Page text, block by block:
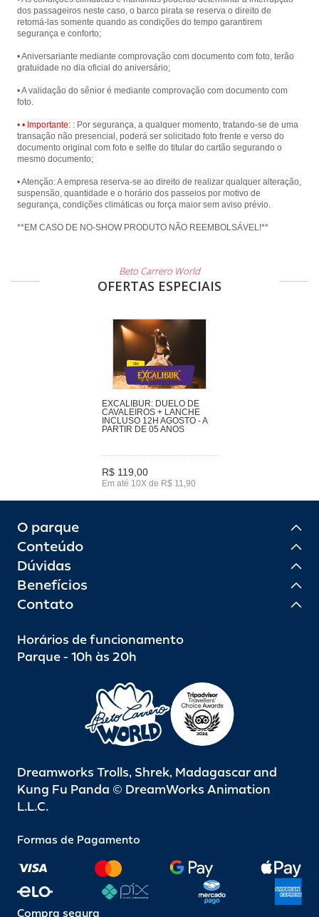
dos passageiros neste caso, o barco pirata se reserva o direito de
retomá-las somente quando as condições do tempo garantirem
segurança e conforto;
• Aniversariante mediante comprovação com documento com foto, terão
gratuidade no dia oficial do aniversário;
• A validação do sênior é mediante comprovação com documento com
foto.
• • Importante: : Por segurança, a qualquer momento, tratando-se de uma
transação não presencial, poderá ser solicitado foto frente e verso do
documento original com foto e selfie do titular do cartão segurando o
mesmo documento;
• Atenção: A empresa reserva-se ao direito de realizar qualquer alteração,
suspensão, quantidade e o horário dos passeios por motivo de
segurança, condições climáticas ou força maior sem aviso prévio.
**EM CASO DE NO-SHOW PRODUTO NÃO REEMBOLSÁVEL!**
Beto Carrero World
OFERTAS ESPECIAIS
EXCALIBUR: DUELO DE
CAVALEIROS + LANCHE
INCLUSO 12H AGOSTO - A
PARTIR DE 05 ANOS
R$ 119,00
Em até 10X de R$ 11,90
O parque
Conteúdo
Dúvidas
Benefícios
Contato
Horários de funcionamento
Parque - 10h às 20h
Dreamworks Trolls, Shrek, Madagascar and
Kung Fu Panda © DreamWorks Animation
L.L.C.
Formas de Pagamento
Compra segura